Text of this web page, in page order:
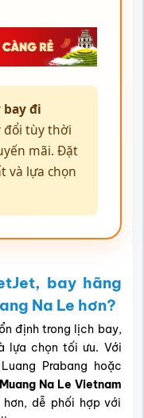
bay đi
tùy thời
mãi. Đặt
và lựa chọn
bay hãng
Na Le hơn?
định trong lịch bay,
lựa chọn tối ưu. Với
Prabang hoặc
Na Le Vietnam
dễ phối hợp với